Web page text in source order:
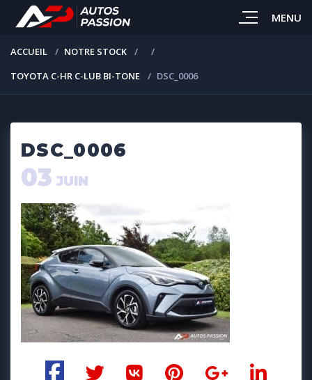
MENU
ACCUEIL
NOTRE STOCK
TOYOTA C-HR C-LUB BI-TONE
DSC_0006
DSC_0006
03 JUIN